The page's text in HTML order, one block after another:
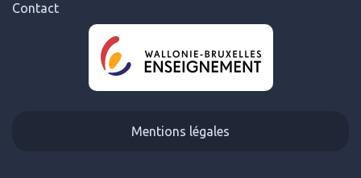
Contact
Mentions légales